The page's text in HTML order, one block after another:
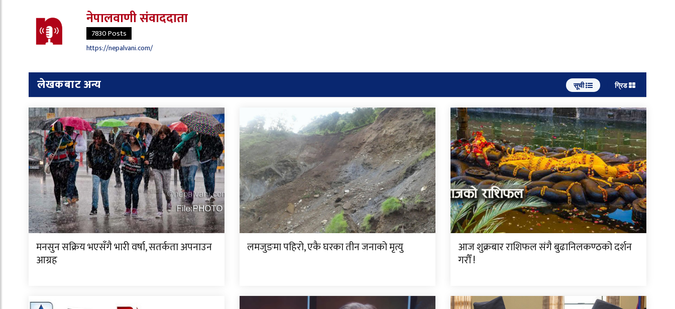
नेपालवाणी संवाददाता
7830 Posts
https://nepalvani.com/
लेखकबाट अन्य सूची ग्रिड
मनसुन सक्रिय भएसँगै भारी वर्षा, सतर्कता अपनाउन
आग्रह
लमजुङमा पहिरो, एकै घरका तीन जनाको मृत्यु आज शुक्रबार राशिफल संगै बुढानिलकण्ठको दर्शन
गरौँ !